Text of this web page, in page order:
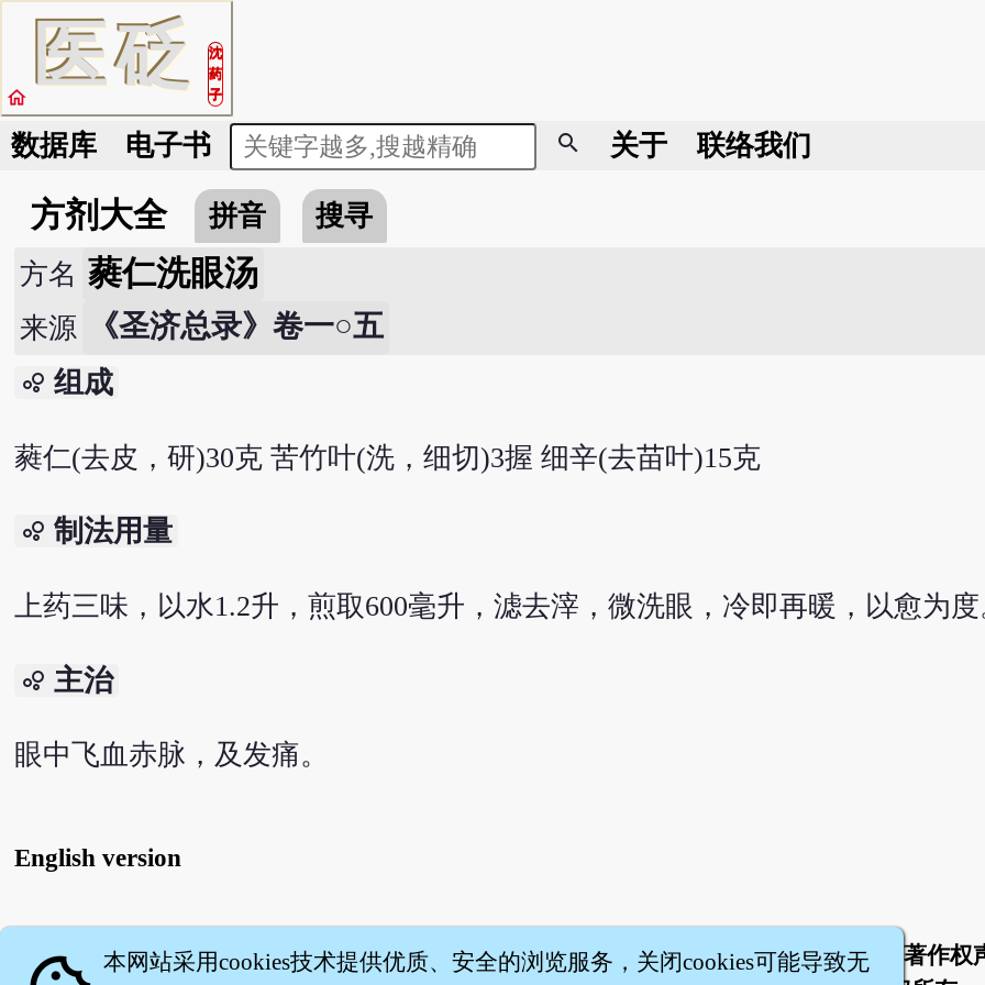
医砭
沈
药
子
home
数据库 电子书 search 关于 联络我们
方剂大全 拼音
搜寻
方名 蕤仁洗眼汤
来源 《圣济总录》卷一○五
bubble_chart 组成
蕤仁(去皮，研)30克 苦竹叶(洗，细切)3握 细辛(去苗叶)15克
bubble_chart 制法用量
上药三味，以水1.2升，煎取600毫升，滤去滓，微洗眼，冷即再暖，以愈为
bubble_chart 主治
眼中飞血赤脉，及发痛。
English version
关于 | 联络我们 服务条款 隐私权条款
著作权
本网站采用cookies技术提供优质、安全的浏览服务，关闭cookies可能导致无